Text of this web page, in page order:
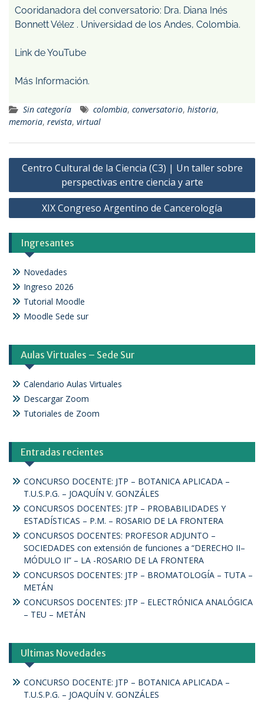
Cooridanadora del conversatorio: Dra. Diana Inés
Bonnett Vélez . Universidad de los Andes, Colombia.
Link de YouTube
Más Información.
Sin categoría colombia, conversatorio, historia,
memoria, revista, virtual
Centro Cultural de la Ciencia (C3) | Un taller sobre
perspectivas entre ciencia y arte
XIX Congreso Argentino de Cancerología
Ingresantes
Novedades
Ingreso 2026
Tutorial Moodle
Moodle Sede sur
Aulas Virtuales – Sede Sur
Calendario Aulas Virtuales
Descargar Zoom
Tutoriales de Zoom
Entradas recientes
CONCURSO DOCENTE: JTP – BOTANICA APLICADA –
T.U.S.P.G. – JOAQUÍN V. GONZÁLES
CONCURSOS DOCENTES: JTP – PROBABILIDADES Y
ESTADÍSTICAS – P.M. – ROSARIO DE LA FRONTERA
CONCURSOS DOCENTES: PROFESOR ADJUNTO –
SOCIEDADES con extensión de funciones a “DERECHO II–
MÓDULO II” – LA -ROSARIO DE LA FRONTERA
CONCURSOS DOCENTES: JTP – BROMATOLOGÍA – TUTA –
METÁN
CONCURSOS DOCENTES: JTP – ELECTRÓNICA ANALÓGICA
– TEU – METÁN
Ultimas Novedades
CONCURSO DOCENTE: JTP – BOTANICA APLICADA –
T.U.S.P.G. – JOAQUÍN V. GONZÁLES